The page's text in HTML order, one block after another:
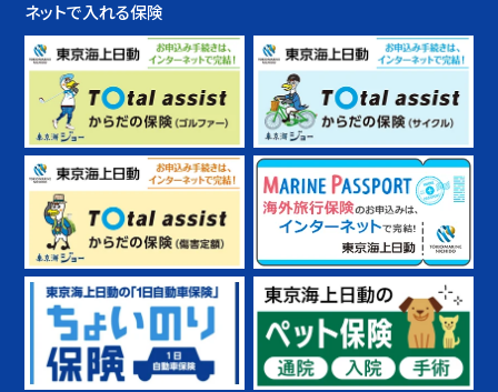
ネットで入れる保険